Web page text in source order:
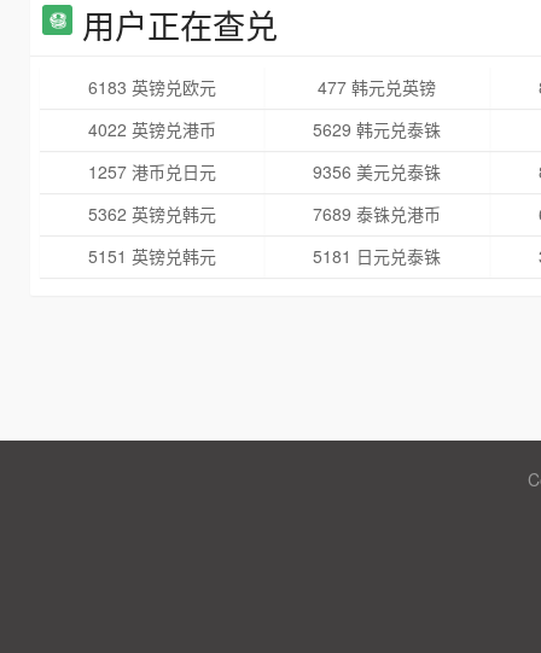
用户正在查兑
6183 英镑兑欧元 477 韩元兑英镑
4022 英镑兑港币
5629 韩元兑泰铢
1257 港币兑日元
9356 美元兑泰铢
5362 英镑兑韩元
7689 泰铢兑港币
5151 英镑兑韩元
5181 日元兑泰铢